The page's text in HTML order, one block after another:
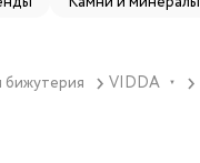
бижутерия VIDDA ▼